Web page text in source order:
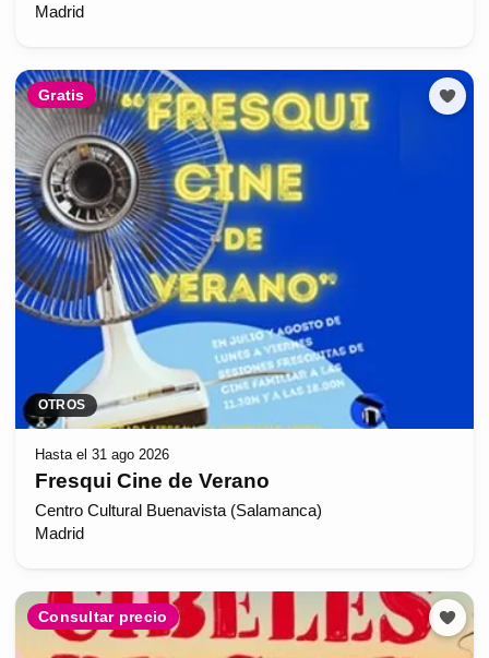
Madrid
Gratis
OTROS
Hasta el 31 ago 2026
Fresqui Cine de Verano
Centro Cultural Buenavista (Salamanca)
Madrid
Consultar precio